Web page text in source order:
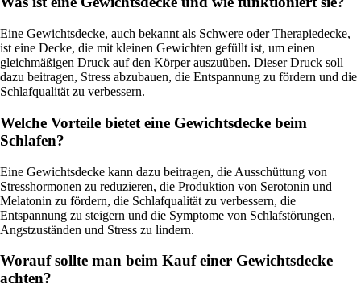
Eine Gewichtsdecke, auch bekannt als Schwere oder Therapiedecke,
ist eine Decke, die mit kleinen Gewichten gefüllt ist, um einen
gleichmäßigen Druck auf den Körper auszuüben. Dieser Druck soll
dazu beitragen, Stress abzubauen, die Entspannung zu fördern und die
Schlafqualität zu verbessern.
Welche Vorteile bietet eine Gewichtsdecke beim
Schlafen?
Eine Gewichtsdecke kann dazu beitragen, die Ausschüttung von
Stresshormonen zu reduzieren, die Produktion von Serotonin und
Melatonin zu fördern, die Schlafqualität zu verbessern, die
Entspannung zu steigern und die Symptome von Schlafstörungen,
Angstzuständen und Stress zu lindern.
Worauf sollte man beim Kauf einer Gewichtsdecke
achten?